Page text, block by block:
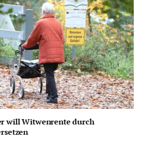
will Witwenrente durch